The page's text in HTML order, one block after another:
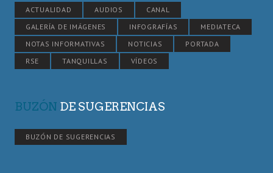
ACTUALIDAD AUDIOS
CANAL
GALERÍA DE IMÁGENES
INFOGRAFÍAS
MEDIATECA
NOTAS INFORMATIVAS
NOTICIAS
PORTADA
RSE
TANQUILLAS VÍDEOS
BUZÓN DE SUGERENCIAS
BUZÓN DE SUGERENCIAS